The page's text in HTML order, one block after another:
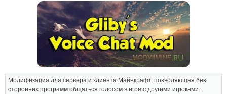
Модификация для сервера и клиента Майнкрафт, позволяющая без
сторонних программ общаться голосом в игре с другими игроками.